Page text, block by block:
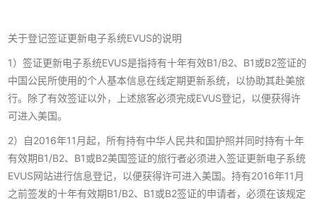
关于登记签证更新电子系统EVUS的说明
1）签证更新电子系统EVUS是指持有十年有效B1/B2、B1或B2签证的
中国公民所使用的个人基本信息在线定期更新系统，以协助其赴美旅
行。除了有效签证以外，上述旅客必须完成EVUS登记，以便获得许
可进入美国。
2）自2016年11月起，所有持有中华人民共和国护照并同时持有十年
有效期B1/B2、B1或B2美国签证的旅行者必须进入签证更新电子系统
EVUS网站进行信息登记，以便获得许可进入美国。持有2016年11月
之前签发的十年有效期B1/B2、B1或B2签证的申请者，必须在该规定